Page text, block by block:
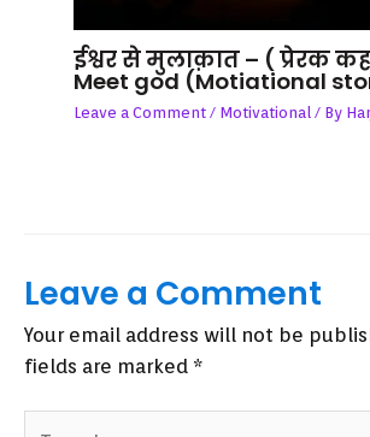
ईश्वर से मुलाक़ात – ( प्रेरक
Meet god (Motiational
Leave a Comment / Motivational / By
Leave a Comment
Your email address will not be
fields are marked *